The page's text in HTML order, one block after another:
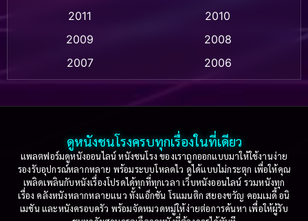
Based on a True Story เรื่องจริง(36)
Based on Novel(16)
Betrayal(1)
Biography(3)
2011
2010
2009
2008
2007
2006
2004
2003
2002
2001
2000
1999
1998
1997
1996
1995
1994
ดูหนังชนโรงครบทุกเรื่องในที่เดียว
แพลตฟอร์มดูหนังออนไลน์ หนังชนโรง ของเราถูกออกแบบมาให้ใช้งานง่าย
รองรับอุปกรณ์หลากหลาย พร้อมระบบโหลดไว ดูได้แบบไม่กระตุก เพื่อให้คุณ
เพลิดเพลินกับหนังเรื่องโปรดได้ทุกที่ทุกเวลา เว็บหนังออนไลน์ รวมหนังทุก
เรื่อง คลังหนังหลากหลายแนว ทั้งแอ็กชัน โรแมนติก สยองขวัญ คอมเมดี้ อนิ
เมชัน และหนังครอบครัว พร้อมจัดหมวดหมู่ให้ง่ายต่อการค้นหา เพื่อให้ผู้รับ